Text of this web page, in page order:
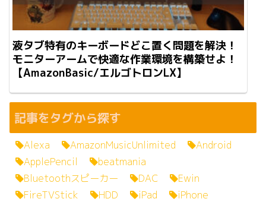
液タブ特有のキーボードどこ置く問題を解決！
モニターアームで快適な作業環境を構築せよ！
【AmazonBasic/エルゴトロンLX】
記事をタグから探す
Alexa AmazonMusicUnlimited
Android
ApplePencil
beatmania
Bluetoothスピーカー
DAC
Ewin
FireTVStick
HDD iPad
iPhone